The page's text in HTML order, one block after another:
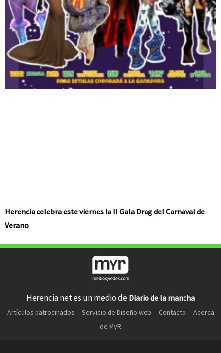
Herencia celebra este viernes la II Gala Drag del Carnaval de
Verano
Herencia.net es un medio de Diario de la mancha
Artículos patrocinados Servicio de Diseño web Contacto
Acerca
de MyR